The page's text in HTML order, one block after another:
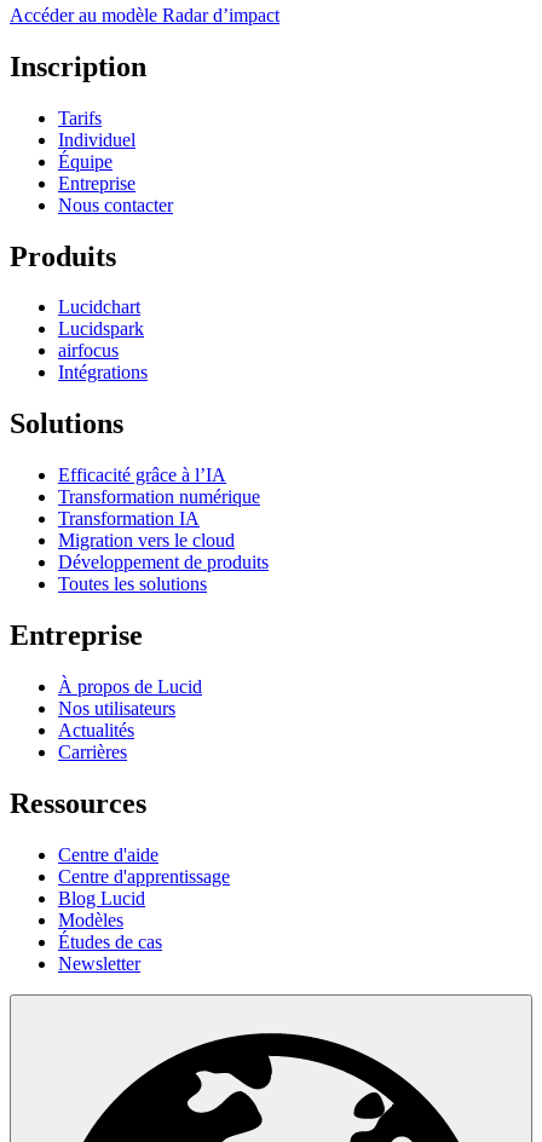
Accéder au modèle Radar d’impact
Inscription
Tarifs
Individuel
Équipe
Entreprise
Nous contacter
Produits
Lucidchart
Lucidspark
airfocus
Intégrations
Solutions
Efficacité grâce à l’IA
Transformation numérique
Transformation IA
Migration vers le cloud
Développement de produits
Toutes les solutions
Entreprise
À propos de Lucid
Nos utilisateurs
Actualités
Carrières
Ressources
Centre d'aide
Centre d'apprentissage
Blog Lucid
Modèles
Études de cas
Newsletter